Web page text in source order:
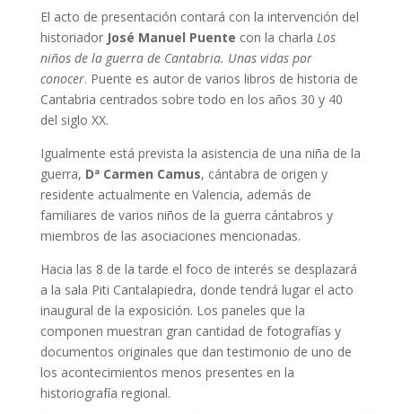
El acto de presentación contará con la intervención del
historiador José Manuel Puente con la charla Los
niños de la guerra de Cantabria. Unas vidas por
conocer. Puente es autor de varios libros de historia de
Cantabria centrados sobre todo en los años 30 y 40
del siglo XX.
Igualmente está prevista la asistencia de una niña de la
guerra, Dª Carmen Camus, cántabra de origen y
residente actualmente en Valencia, además de
familiares de varios niños de la guerra cántabros y
miembros de las asociaciones mencionadas.
Hacia las 8 de la tarde el foco de interés se desplazará
a la sala Piti Cantalapiedra, donde tendrá lugar el acto
inaugural de la exposición. Los paneles que la
componen muestran gran cantidad de fotografías y
documentos originales que dan testimonio de uno de
los acontecimientos menos presentes en la
historiografía regional.